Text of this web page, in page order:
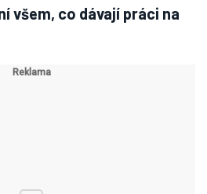
všem, co dávají práci na